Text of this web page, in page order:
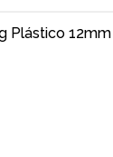
Plástico